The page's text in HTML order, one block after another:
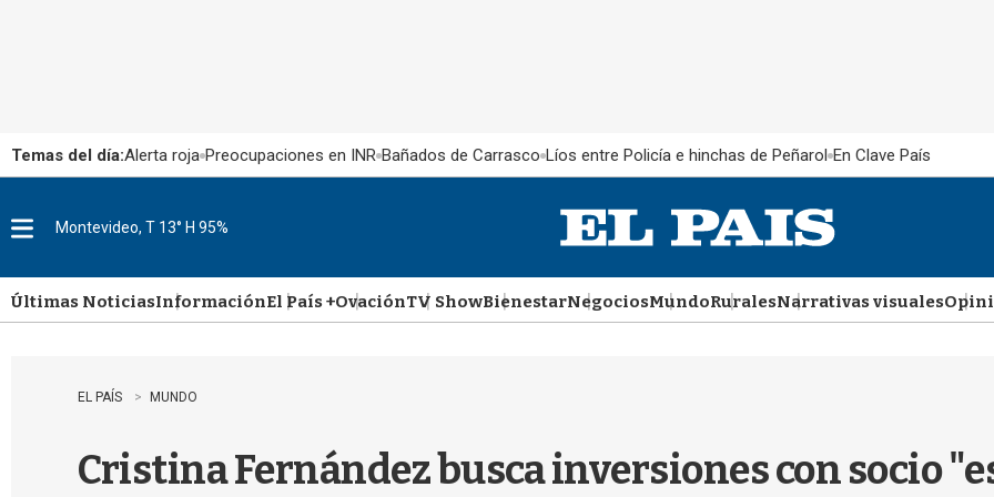
Temas del día:Alerta roja Preocupaciones en INR Bañados de Carrasco Líos entre Policía e hinchas de Peñarol En Clave País
u
Montevideo, T 13° H 95%
Últimas NoticiasInformaciónEl País +OvaciónTV ShowBienestarNegociosMundoRuralesNarrativas visuales
EL PAÍS MUNDO
Cristina Fernández busca inversiones con socio